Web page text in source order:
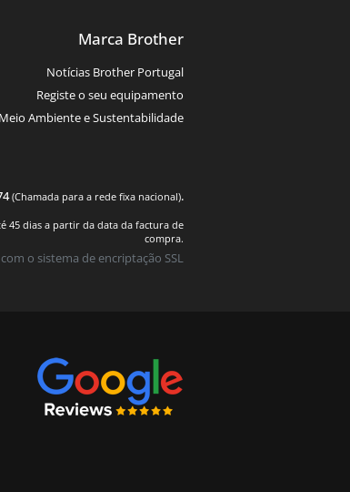
Marca Brother
Notícias Brother Portugal
Registe o seu equipamento
Meio Ambiente e Sustentabilidade
(Chamada para a rede fixa nacional).
45 dias a partir da data da factura de
compra.
o sistema de encriptação SSL